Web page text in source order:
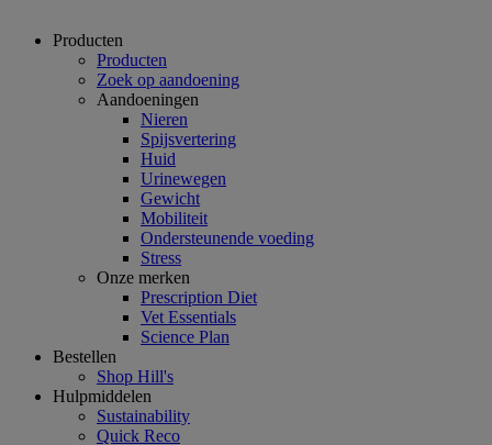
Producten
Producten
Zoek op aandoening
Aandoeningen
Nieren
Spijsvertering
Huid
Urinewegen
Gewicht
Mobiliteit
Ondersteunende voeding
Stress
Onze merken
Prescription Diet
Vet Essentials
Science Plan
Bestellen
Shop Hill's
Hulpmiddelen
Sustainability
Quick Reco